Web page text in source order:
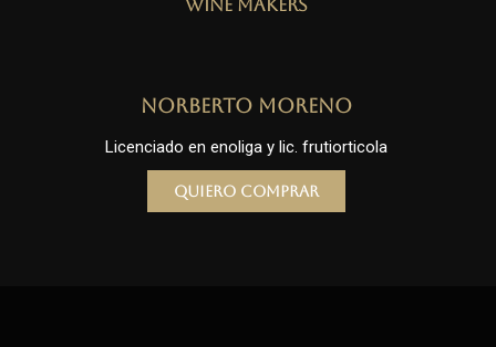
Wine Makers
Norberto Moreno
Licenciado en enoliga y lic. frutiorticola
Quiero comprar